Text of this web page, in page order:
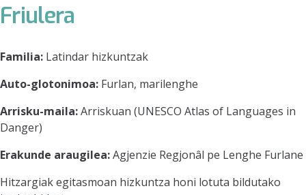
Friulera
Familia: Latindar hizkuntzak
Auto-glotonimoa: Furlan, marilenghe
Arrisku-maila:Arriskuan (UNESCO Atlas of Languages in
Danger)
Erakunde araugilea:Agjenzie Regjonâl pe Lenghe Furlane
Hitzargiak egitasmoan hizkuntza honi lotuta bildutako